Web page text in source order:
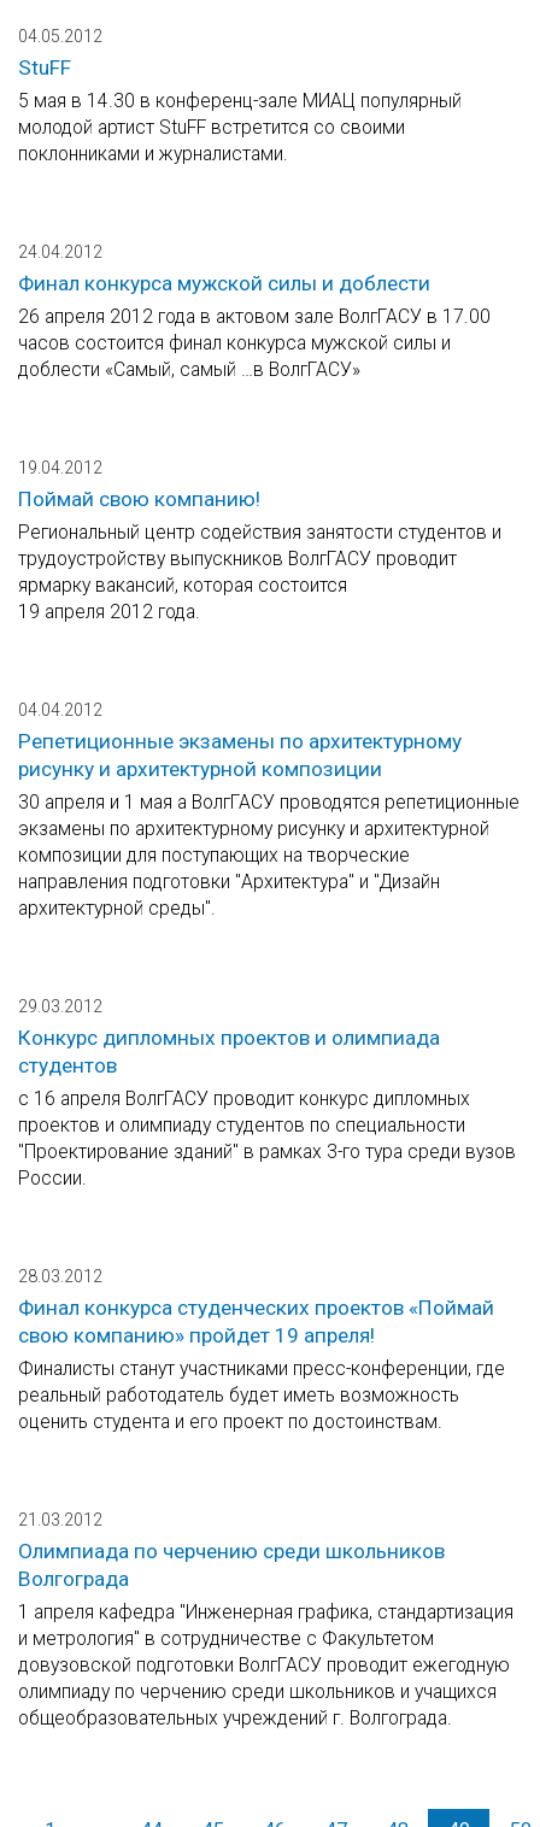
04.05.2012
StuFF
5 мая в 14.30 в конференц-зале МИАЦ популярный
молодой артист StuFF встретится со своими
поклонниками и журналистами.
24.04.2012
Финал конкурса мужской силы и доблести
26 апреля 2012 года в актовом зале ВолгГАСУ в 17.00
часов состоится финал конкурса мужской силы и
доблести «Самый, самый …в ВолгГАСУ»
19.04.2012
Поймай свою компанию!
Региональный центр содействия занятости студентов и
трудоустройству выпускников ВолгГАСУ проводит
ярмарку вакансий, которая состоится
19 апреля 2012 года.
04.04.2012
Репетиционные экзамены по архитектурному
рисунку и архитектурной композиции
30 апреля и 1 мая а ВолгГАСУ проводятся репетиционные
экзамены по архитектурному рисунку и архитектурной
композиции для поступающих на творческие
направления подготовки "Архитектура" и "Дизайн
архитектурной среды".
29.03.2012
Конкурс дипломных проектов и олимпиада
студентов
с 16 апреля ВолгГАСУ проводит конкурс дипломных
проектов и олимпиаду студентов по специальности
"Проектирование зданий" в рамках 3-го тура среди вузов
России.
28.03.2012
Финал конкурса студенческих проектов «Поймай
свою компанию» пройдет 19 апреля!
Финалисты станут участниками пресс-конференции, где
реальный работодатель будет иметь возможность
оценить студента и его проект по достоинствам.
21.03.2012
Олимпиада по черчению среди школьников
Волгограда
1 апреля кафедра "Инженерная графика, стандартизация
и метрология" в сотрудничестве с Факультетом
довузовской подготовки ВолгГАСУ проводит ежегодную
олимпиаду по черчению среди школьников и учащихся
общеобразовательных учреждений г. Волгограда.